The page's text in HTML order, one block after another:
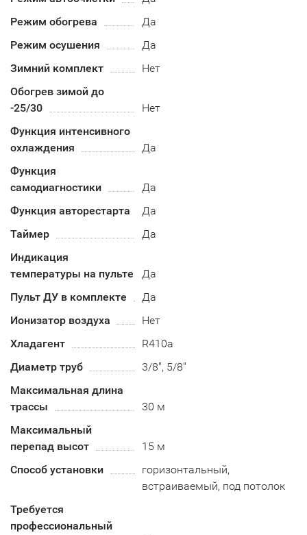
Режим обогрева
Да
Режим осушения
Да
Зимний комплект
Нет
Обогрев зимой до
-25/30
Нет
Функция интенсивного
охлаждения
Да
Функция
самодиагностики
Да
Функция авторестарта
Да
Таймер
Да
Индикация
температуры на пульте
Да
Пульт ДУ в комплекте
Да
Ионизатор воздуха
Нет
Хладагент
R410a
Диаметр труб
3/8", 5/8"
Максимальная длина
трассы
30 м
Максимальный
перепад высот
15 м
Способ установки
горизонтальный,
встраиваемый, под потолок
Требуется
профессиональный